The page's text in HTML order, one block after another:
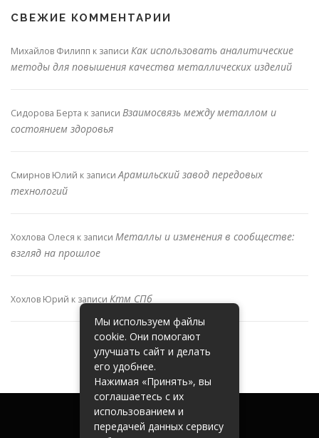
СВЕЖИЕ КОММЕНТАРИИ
Михайлов Филипп к записи Как использовать аналитические
методы для повышения качества металлических изделий
Сидорова Берта к записи Взаимосвязь между металлом и
состоянием здоровья
Смирнов Юлий к записиАрамильский завод передовых
технологий
Хохлова Олеся к записи Металлы и изменения в сообществе:
взгляд на прошлое
Хохлов Юрий к записи Ктм СПб
Мы используем файлы
cookie. Они помогают
улучшать сайт и делать
его удобнее.
Нажимая «Принять», вы
соглашаетесь с их
использованием и
передачей данных сервису